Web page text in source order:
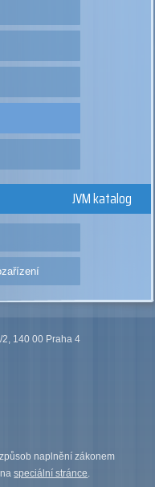
JVM katalog
2, 140 00 Praha 4
naplnění zákonem
naspeciální stránce